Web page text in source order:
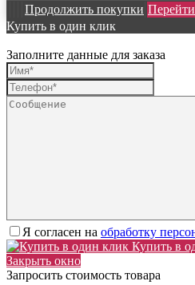
Продолжить покупки
Купить в один клик
Заполните данные для заказа
Я согласен на обработку
Купить в
Закрыть окно
Запросить стоимость товара